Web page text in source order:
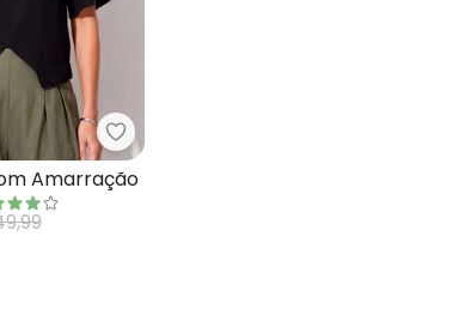
com Bolsos Jeans Preto
Quintess - Blusa Preta com Amarração
Amarração